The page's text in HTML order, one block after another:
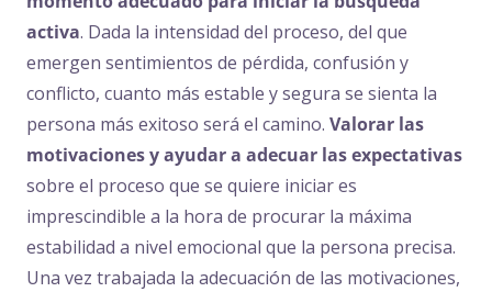
activa. Dada la intensidad del proceso, del que
emergen sentimientos de pérdida, confusión y
conflicto, cuanto más estable y segura se sienta la
persona más exitoso será el camino. Valorar las
motivaciones y ayudar a adecuar las expectativas
sobre el proceso que se quiere iniciar es
imprescindible a la hora de procurar la máxima
estabilidad a nivel emocional que la persona precisa.
Una vez trabajada la adecuación de las motivaciones,